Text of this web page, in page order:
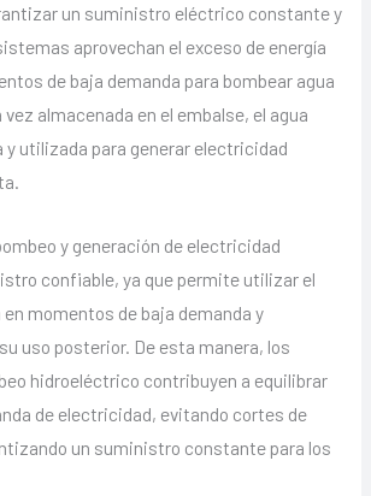
un suministro eléctrico constante y
aprovechan el exceso de energía
de baja demanda para bombear agua
vez almacenada en el embalse, el agua
y utilizada para generar electricidad
y generación de electricidad
confiable, ya que permite utilizar el
en momentos de baja demanda y
uso posterior. De esta manera, los
hidroeléctrico contribuyen a equilibrar
de electricidad, evitando cortes de
un suministro constante para los